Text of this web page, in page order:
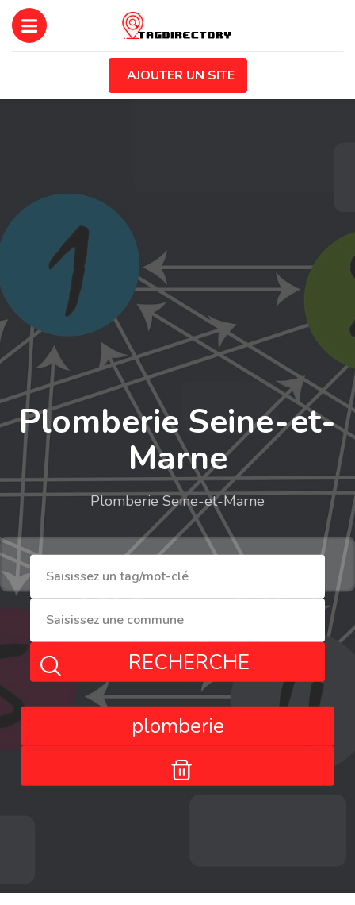
AJOUTER UN SITE
Plomberie Seine-et-
Marne
Plomberie Seine-et-Marne
RECHERCHE
plomberie